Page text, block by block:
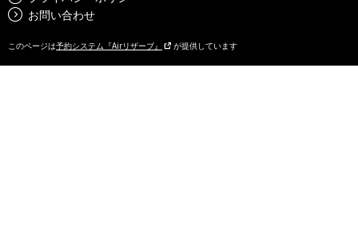
お問い合わせ
このページは予約システム『Airリザーブ』 が提供しています